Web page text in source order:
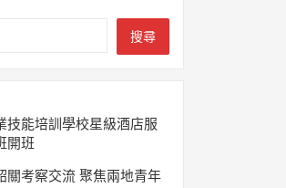
搜尋
技能培訓學校星級酒店服
開班
關考察交流 聚焦兩地青年